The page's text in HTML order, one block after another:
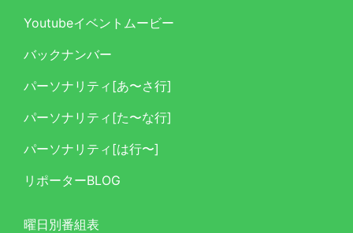
Youtubeイベントムービー
バックナンバー
パーソナリティ[あ〜さ行]
パーソナリティ[た〜な行]
パーソナリティ[は行〜]
リポーターBLOG
曜日別番組表